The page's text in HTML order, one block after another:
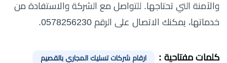
والآمنة التي تحتاجها. للتواصل مع الشركة والاستفادة من
خدماتها، يمكنك الاتصال على الرقم 0578256230.
كلمات مفتاحية : ارقام شركات تسليك المجاري بالقصيم